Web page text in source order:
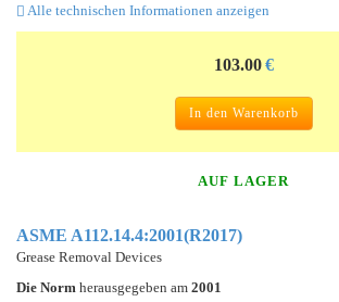
Alle technischen Informationen anzeigen
103.00 €
In den Warenkorb
AUF LAGER
ASME A112.14.4:2001(R2017)
Grease Removal Devices
Die Norm herausgegeben am 2001